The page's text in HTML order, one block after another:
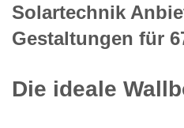
Solartechnik
Gestaltungen für
Die ideale